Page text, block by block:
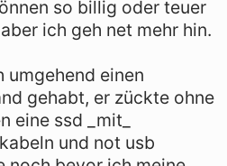
so billig oder teuer
ich geh net mehr hin.
umgehend einen
gehabt, er zückte ohne
eine ssd _mit_
und not usb